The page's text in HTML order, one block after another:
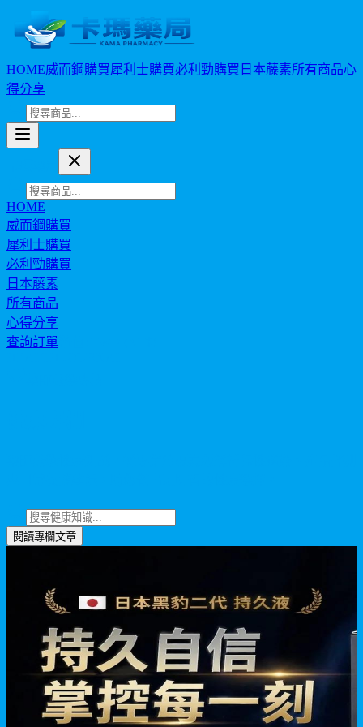
HOME威而鋼購買犀利士購買必利勁購買 日本藤素所有商品心
得分享
HOME
威而鋼購買
犀利士購買
必利勁購買
日本藤素
所有商品
心得分享
查詢訂單
閱讀專欄文章